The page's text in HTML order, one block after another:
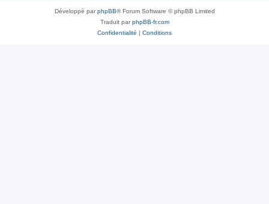
Développé parphpBB® Forum Software © phpBB Limited
Traduit parphpBB-fr.com
Confidentialité | Conditions